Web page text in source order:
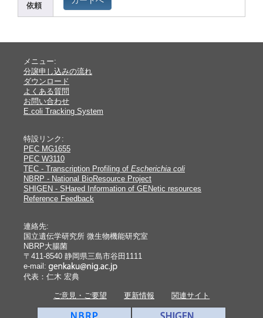
依頼
メニュー:
分譲申し込みの流れ
ダウンロード
よくある質問
お問い合わせ
E.coli Tracking System
特設リンク:
PEC MG1655
PEC W3110
TEC - Transcription Profiling of Escherichia coli
NBRP - National BioResource Project
SHIGEN - SHared Information of GENetic resources
Reference Feedback
連絡先:
国立遺伝学研究所 微生物機能研究室
NBRP大腸菌
〒411-8540 静岡県三島市谷田1111
e-mail:
代表：仁木 宏典
ご意見・ご要望 更新情報 関連サイト